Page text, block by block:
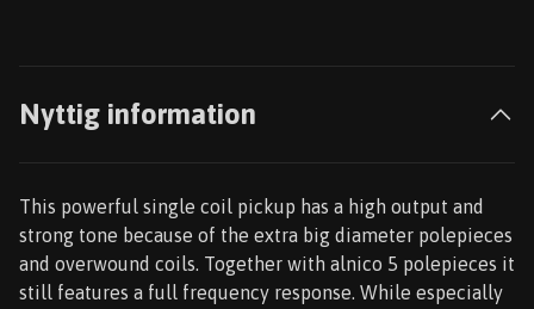
Nyttig information
This powerful single coil pickup has a high output and
strong tone because of the extra big diameter polepieces
and overwound coils. Together with alnico 5 polepieces it
still features a full frequency response. While especially